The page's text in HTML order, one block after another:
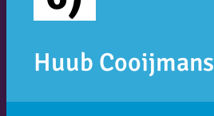
Huub Cooijmans